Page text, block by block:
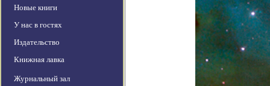
Новые книги
У нас в гостях
Издательство
Книжная лавка
Журнальный зал